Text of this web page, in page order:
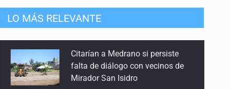
LO MÁS RELEVANTE
Jalisco plantará 250 mil árboles